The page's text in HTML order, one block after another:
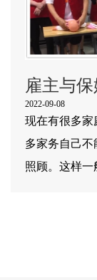
雇主与
2022-09-08
现在有很多家
多家务自己不
照顾。这样
家中请了保